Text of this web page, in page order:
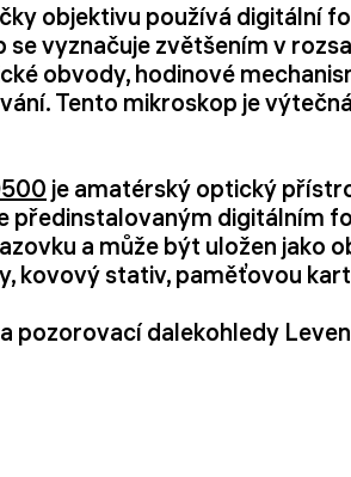
objektivu používá digitální
vyznačuje zvětšením v
obvody, hodinové
Tento mikroskop je
je amatérský optický
předinstalovaným digitálním
a může být uložen jako
kovový stativ, paměťovou
a pozorovací dalekohledy